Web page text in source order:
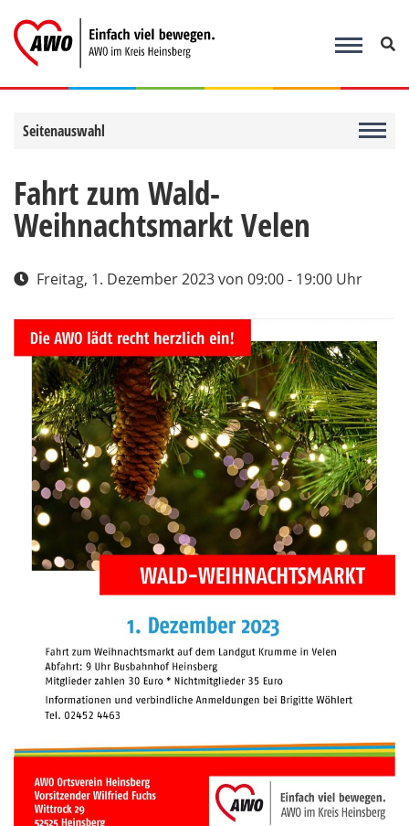
Inhalt
springen
Seitenauswahl
Fahrt zum Wald-
Weihnachtsmarkt Velen
Freitag, 1. Dezember 2023von 09:00 - 19:00 Uhr